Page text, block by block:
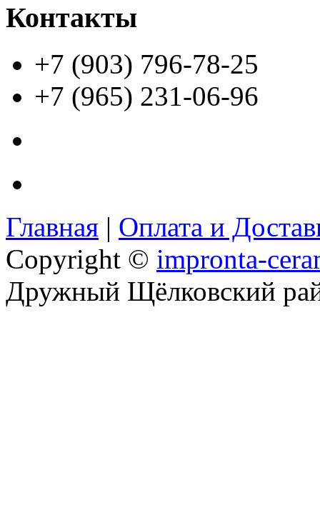
Контакты
+7 (903) 796-78-25
+7 (965) 231-06-96
Главная | Оплата и
Copyright © impronta-
Дружный Щёлковский